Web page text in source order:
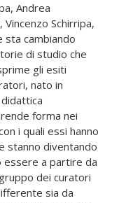
Andrea
Schirripa,
sta cambiando
di studio che
gli esiti
nato in
forma nei
i quali essi hanno
stanno diventando
essere a partire da
dei curatori
sia da